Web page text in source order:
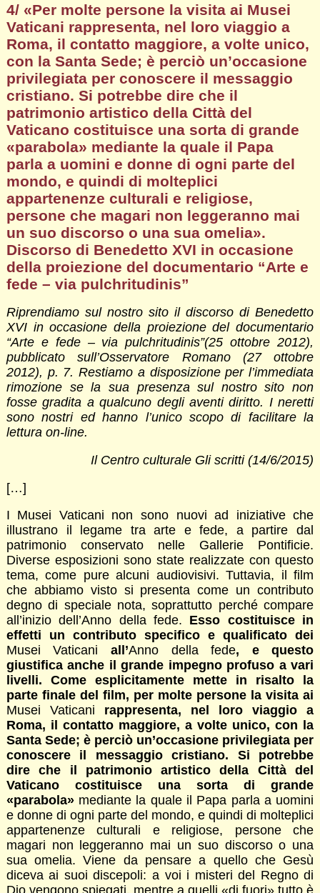
4/ «Per molte persone la visita ai Musei
Vaticani rappresenta, nel loro viaggio a
Roma, il contatto maggiore, a volte unico,
con la Santa Sede; è perciò un’occasione
privilegiata per conoscere il messaggio
cristiano. Si potrebbe dire che il
patrimonio artistico della Città del
Vaticano costituisce una sorta di grande
«parabola» mediante la quale il Papa
parla a uomini e donne di ogni parte del
mondo, e quindi di molteplici
appartenenze culturali e religiose,
persone che magari non leggeranno mai
un suo discorso o una sua omelia».
Discorso di Benedetto XVI in occasione
della proiezione del documentario “Arte e
fede – via pulchritudinis”
Riprendiamo sul nostro sito il discorso di Benedetto
XVI in occasione della proiezione del documentario
“Arte e fede – via pulchritudinis”(25 ottobre 2012),
pubblicato sull’Osservatore Romano (27 ottobre
2012), p. 7. Restiamo a disposizione per l’immediata
rimozione se la sua presenza sul nostro sito non
fosse gradita a qualcuno degli aventi diritto. I neretti
sono nostri ed hanno l’unico scopo di facilitare la
lettura on-line.
Il Centro culturale Gli scritti (14/6/2015)
[…]
I Musei Vaticani non sono nuovi ad iniziative che
illustrano il legame tra arte e fede, a partire dal
patrimonio conservato nelle Gallerie Pontificie.
Diverse esposizioni sono state realizzate con questo
tema, come pure alcuni audiovisivi. Tuttavia, il film
che abbiamo visto si presenta come un contributo
degno di speciale nota, soprattutto perché compare
all’inizio dell’Anno della fede. Esso costituisce in
effetti un contributo specifico e qualificato dei
Musei Vaticani all’Anno della fede, e questo
giustifica anche il grande impegno profuso a vari
livelli. Come esplicitamente mette in risalto la
parte finale del film, per molte persone la visita ai
Musei Vaticani rappresenta, nel loro viaggio a
Roma, il contatto maggiore, a volte unico, con la
Santa Sede; è perciò un’occasione privilegiata per
conoscere il messaggio cristiano. Si potrebbe
dire che il patrimonio artistico della Città del
Vaticano costituisce una sorta di grande
«parabola»mediante la quale il Papa parla a uomini
e donne di ogni parte del mondo, e quindi di molteplici
appartenenze culturali e religiose, persone che
magari non leggeranno mai un suo discorso o una
sua omelia. Viene da pensare a quello che Gesù
diceva ai suoi discepoli: a voi i misteri del Regno di